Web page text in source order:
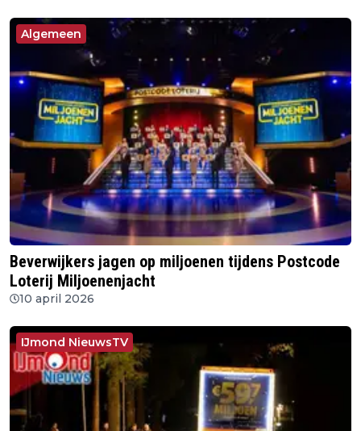
Algemeen
Beverwijkers jagen op miljoenen tijdens Postcode
Loterij Miljoenenjacht
10 april 2026
IJmond NieuwsTV